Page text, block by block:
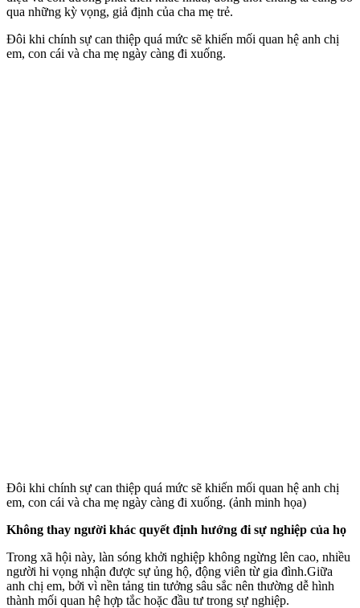
qua những kỳ vọng, giả định của cha mẹ trẻ.
Đôi khi chính sự can thiệp quá mức sẽ khiến mối quan hệ anh chị
em, con cái và cha mẹ ngày càng đi xuống.
Đôi khi chính sự can thiệp quá mức sẽ khiến mối quan hệ anh chị
em, con cái và cha mẹ ngày càng đi xuống. (ảnh minh họa)
Không thay người khác quyết định hướng đi sự nghiệp của họ
Trong xã hội này, làn sóng khởi nghiệp không ngừng lên cao, nhiều
người hi vọng nhận được sự ủng hộ, động viên từ gia đình.Giữa
anh chị em, bởi vì nền tảng tin tưởng sâu sắc nên thường dễ hình
thành mối quan hệ hợp tắc hoặc đầu tư trong sự nghiệp.